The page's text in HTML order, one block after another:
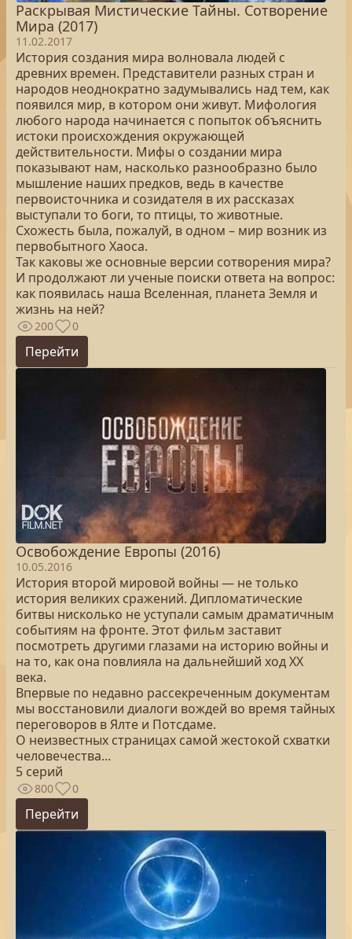
Раскрывая Мистические Тайны. Сотворение
Мира (2017)
11.02.2017
История создания мира волновала людей с
древних времен. Представители разных стран и
народов неоднократно задумывались над тем, как
появился мир, в котором они живут. Мифология
любого народа начинается с попыток объяснить
истоки происхождения окружающей
действительности. Мифы о создании мира
показывают нам, насколько разнообразно было
мышление наших предков, ведь в качестве
первоисточника и созидателя в их рассказах
выступали то боги, то птицы, то животные.
Схожесть была, пожалуй, в одном – мир возник из
первобытного Хаоса.
Так каковы же основные версии сотворения мира?
И продолжают ли ученые поиски ответа на вопрос:
как появилась наша Вселенная, планета Земля и
жизнь на ней?
200 0
Перейти
Освобождение Европы (2016)
10.05.2016
История второй мировой войны — не только
история великих сражений. Дипломатические
битвы нисколько не уступали самым драматичным
событиям на фронте. Этот фильм заставит
посмотреть другими глазами на историю войны и
на то, как она повлияла на дальнейший ход XX
века.
Впервые по недавно рассекреченным документам
мы восстановили диалоги вождей во время тайных
переговоров в Ялте и Потсдаме.
О неизвестных страницах самой жестокой схватки
человечества...
5 серий
800 0
Перейти